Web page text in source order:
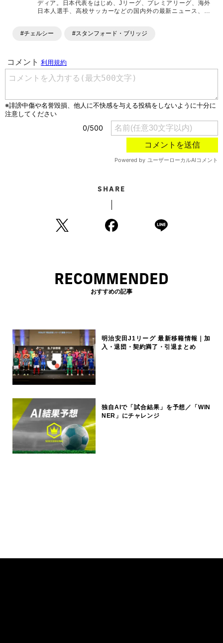
ディア。日本代表をはじめ、Jリーグ、プレミアリーグ、海外
日本人選手、高校サッカーなどの国内外の最新ニュース、コ
ます。「X」「Instagram」「YouTube」「TikTok」など、
#チェルシー #スタンフォード・ブリッジ
SHARE
RECOMMENDED
おすすめの記事
明治安田J1リーグ 最新移籍情報｜加
入・退団・契約満了・引退まとめ
独自AIで「試合結果」を予想／「WIN
NER」にチャレンジ